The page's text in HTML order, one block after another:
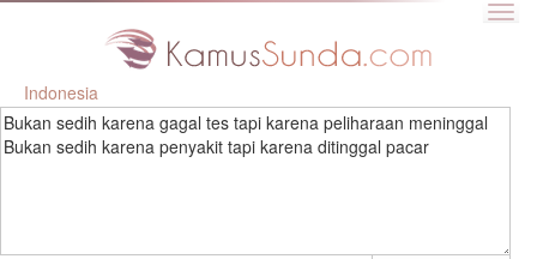
Indonesia
Bukan sedih karena gagal tes tapi karena peliharaan meninggal
Bukan sedih karena penyakit tapi karena ditinggal pacar